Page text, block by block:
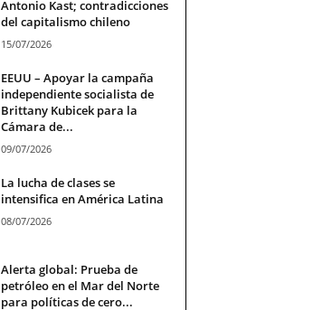
Antonio Kast; contradicciones
del capitalismo chileno
15/07/2026
EEUU – Apoyar la campaña
independiente socialista de
Brittany Kubicek para la
Cámara de...
09/07/2026
La lucha de clases se
intensifica en América Latina
08/07/2026
Alerta global: Prueba de
petróleo en el Mar del Norte
para políticas de cero...